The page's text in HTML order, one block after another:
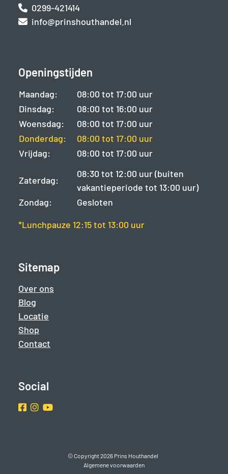
0299-421414
info@prinshouthandel.nl
Openingstijden
Maandag:
08:00 tot 17:00 uur
Dinsdag:
08:00 tot 16:00 uur
Woensdag:
08:00 tot 17:00 uur
Donderdag:
08:00 tot 17:00 uur
Vrijdag:
08:00 tot 17:00 uur
Zaterdag:
08:30 tot 12:00 uur (buiten
vakantieperiode tot 13:00 uur)
Zondag:
Gesloten
*Lunchpauze 12:15 tot 13:00 uur
Sitemap
Over ons
Blog
Locatie
Shop
Contact
Social
Facebook
Instragram
Youtube
© Copyright 2026 Prins Houthandel
Algemene voorwaarden